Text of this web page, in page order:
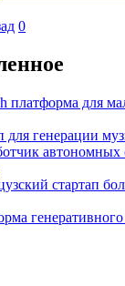
0
платформа для
для генерации
автономных
стартап